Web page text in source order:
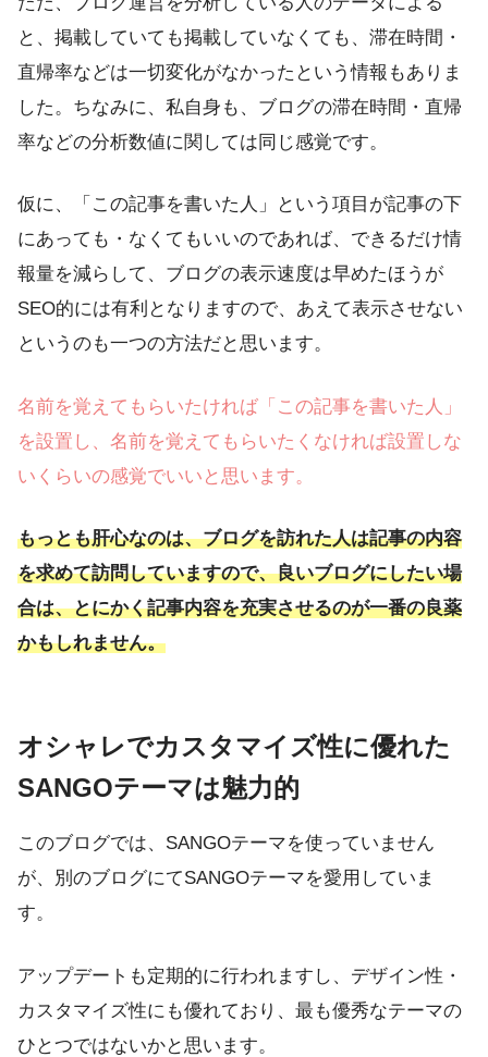
と、掲載していても掲載していなくても、滞在時間・
直帰率などは一切変化がなかったという情報もありま
した。ちなみに、私自身も、ブログの滞在時間・直帰
率などの分析数値に関しては同じ感覚です。
仮に、「この記事を書いた人」という項目が記事の下
にあっても・なくてもいいのであれば、できるだけ情
報量を減らして、ブログの表示速度は早めたほうが
SEO的には有利となりますので、あえて表示させない
というのも一つの方法だと思います。
名前を覚えてもらいたければ「この記事を書いた人」
を設置し、名前を覚えてもらいたくなければ設置しな
いくらいの感覚でいいと思います。
もっとも肝心なのは、ブログを訪れた人は記事の内容
を求めて訪問していますので、良いブログにしたい場
合は、とにかく記事内容を充実させるのが一番の良薬
かもしれません。
オシャレでカスタマイズ性に優れた
SANGOテーマは魅力的
このブログでは、SANGOテーマを使っていません
が、別のブログにてSANGOテーマを愛用していま
す。
アップデートも定期的に行われますし、デザイン性・
カスタマイズ性にも優れており、最も優秀なテーマの
ひとつではないかと思います。